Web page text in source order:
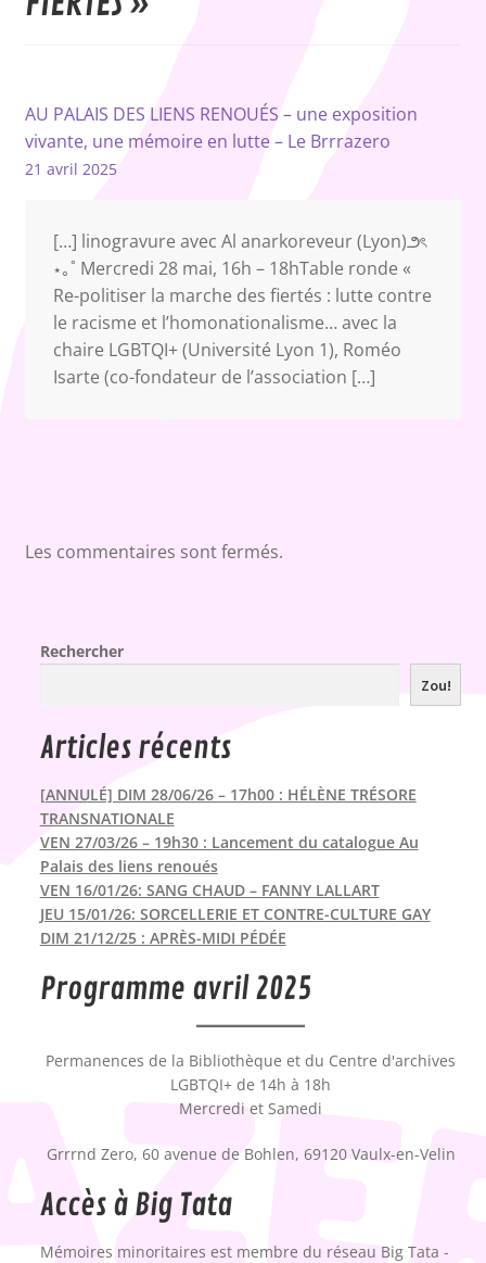
AU PALAIS DES LIENS RENOUÉS – une exposition
vivante, une mémoire en lutte – Le Brrrazero
21 avril 2025
[…] linogravure avec Al anarkoreveur (Lyon)౨ৎ
⋆｡˚ Mercredi 28 mai, 16h – 18hTable ronde «
Re-politiser la marche des fiertés : lutte contre
le racisme et l’homonationalisme… avec la
chaire LGBTQI+ (Université Lyon 1), Roméo
Isarte (co-fondateur de l’association […]
Les commentaires sont fermés.
Rechercher
Zou!
Articles récents
[ANNULÉ] DIM 28/06/26 – 17h00 : HÉLÈNE TRÉSORE
TRANSNATIONALE
VEN 27/03/26 – 19h30 : Lancement du catalogue Au
Palais des liens renoués
VEN 16/01/26: SANG CHAUD – FANNY LALLART
JEU 15/01/26: SORCELLERIE ET CONTRE-CULTURE GAY
DIM 21/12/25 : APRÈS-MIDI PÉDÉE
Programme avril 2025
Permanences de la Bibliothèque et du Centre d'archives
LGBTQI+ de 14h à 18h
Mercredi et Samedi
Grrrnd Zero, 60 avenue de Bohlen, 69120 Vaulx-en-Velin
Accès à Big Tata
Mémoires minoritaires est membre du réseau Big Tata -